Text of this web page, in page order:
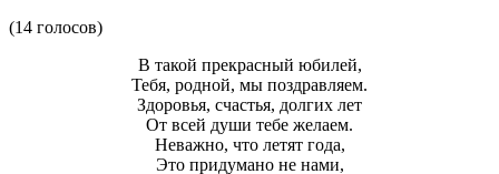
(14 голосов)
В такой прекрасный юбилей,
Тебя, родной, мы поздравляем.
Здоровья, счастья, долгих лет
От всей души тебе желаем.
Неважно, что летят года,
Это придумано не нами,